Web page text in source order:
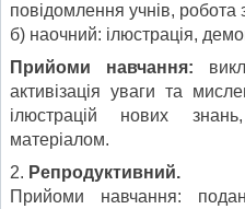
повідомлення учнів, робота
б) наочний: ілюстрація,
Прийоми навчання:
активізація уваги та
ілюстрацій нових
матеріалом.
2. Репродуктивний.
Прийоми навчання: